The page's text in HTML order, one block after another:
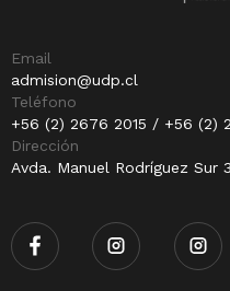
Email
admision@udp.cl
Teléfono
+56 (2) 2676 2015 / +56 (2)
Dirección
Avda. Manuel Rodríguez Sur